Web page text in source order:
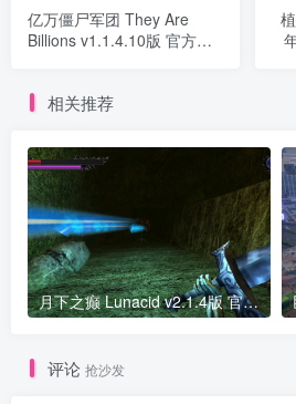
亿万僵尸军团 They Are
Billions v1.1.4.10版 官方中
相关推荐
月下之癫 Lunacid v2.1.4版 官方英文
评论 抢沙发